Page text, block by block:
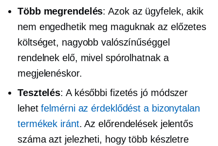
Több megrendelés: Azok az ügyfelek, akik
nem engedhetik meg maguknak az előzetes
költséget, nagyobb valószínűséggel
rendelnek elő, mivel spórolhatnak a
megjelenéskor.
Tesztelés: A későbbi fizetés jó módszer
lehetfelmérni az érdeklődést a bizonytalan
termékek iránt. Az előrendelések jelentős
száma azt jelezheti, hogy több készletre